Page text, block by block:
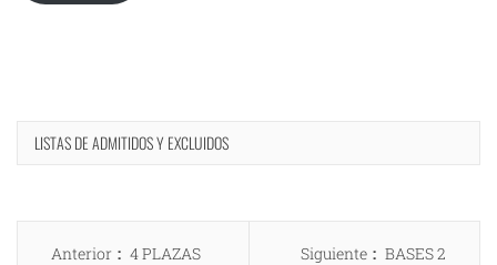
LISTAS DE ADMITIDOS Y EXCLUIDOS
Navegación
Anterior
Entrada
4 PLAZAS
Siguiente
Entrada
BASES 2